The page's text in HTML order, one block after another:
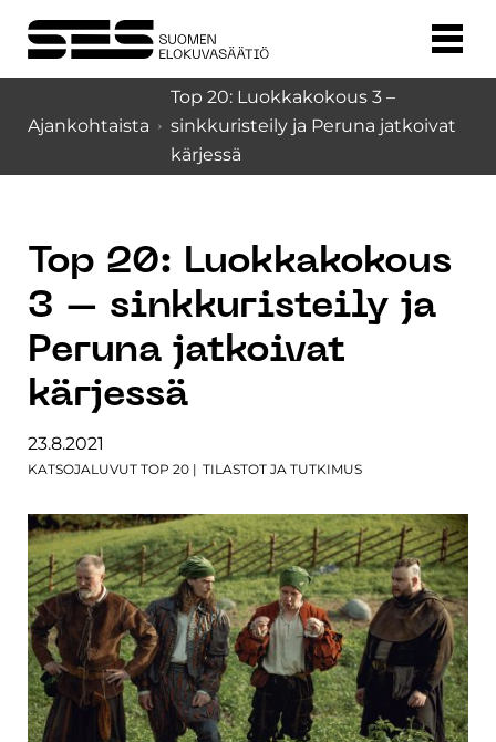
Ajankohtaista
Top 20: Luokkakokous 3 –
sinkkuristeily ja Peruna jatkoivat
kärjessä
Top 20: Luokkakokous
3 – sinkkuristeily ja
Peruna jatkoivat
kärjessä
23.8.2021
KATSOJALUVUT TOP 20 | TILASTOT JA TUTKIMUS